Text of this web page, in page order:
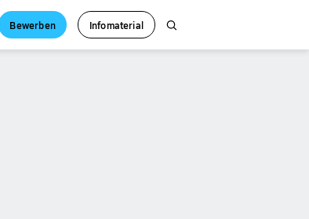
Bewerben Infomaterial